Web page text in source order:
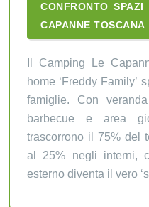
CONFRONTO
CAPANNE TOSCANA
Il Camping Le
home ‘Freddy Family’
famiglie. Con
barbecue e area
trascorrono il 75% del
al 25% negli interni,
esterno diventa il vero